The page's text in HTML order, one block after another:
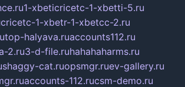
1-xbeticricetc-1-xbetti-5.ru
cricetc-1-xbetr-1-xbetcc-2.ru
top-halyava.ruaccounts112.ru
2.ru3-d-file.ruhahahaharms.ru
shaggy-cat.ruopsmgr.ruev-gallery.ru
accounts-112.rucsm-demo.ru